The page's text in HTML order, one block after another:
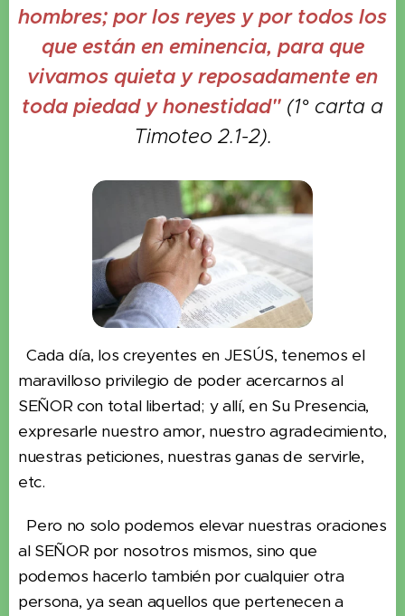
hombres; por los reyes y por todos los
que están en eminencia, para que
vivamos quieta y reposadamente en
toda piedad y honestidad" (1° carta a
Timoteo 2.1-2).
Cada día, los creyentes en JESÚS, tenemos el
maravilloso privilegio de poder acercarnos al
SEÑOR con total libertad; y allí, en Su Presencia,
expresarle nuestro amor, nuestro agradecimiento,
nuestras peticiones, nuestras ganas de servirle,
etc.
Pero no solo podemos elevar nuestras oraciones
al SEÑOR por nosotros mismos, sino que
podemos hacerlo también por cualquier otra
persona, ya sean aquellos que pertenecen a